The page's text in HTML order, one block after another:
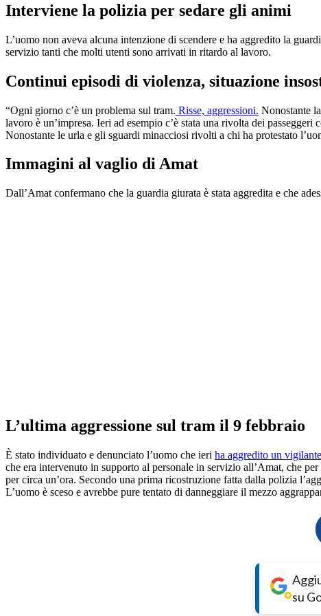
Interviene la polizia per sedare gli animi
L’uomo non aveva alcuna intenzione di scendere e ha aggredito la
servizio tanti che molti utenti sono arrivati in ritardo al lavoro.
Continui episodi di violenza, situazione
“Ogni giorno c’è un problema sul tram. Risse, aggressioni. Nonostante
lavoro è un’impresa. Ieri ad esempio c’è stata una rivolta dei
Nonostante le urla e gli sguardi minacciosi rivolti a chi ha protestato
Immagini al vaglio di Amat
Dall’Amat confermano che la guardia giurata è stata aggredita e che
L’ultima aggressione sul tram il 9 febbraio
È stato individuato e denunciato l’uomo che ieri ha aggredito un
che era intervenuto in supporto al personale in servizio all’Amat, che
per circa un’ora. Secondo una prima ricostruzione fatta dalla polizia
L’uomo è sceso e avrebbe pure tentato di danneggiare il mezzo
su